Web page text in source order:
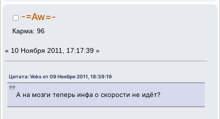
-=Aw=-
Карма: 96
« 10 Ноября 2011, 17:17:39 »
Цитата: Voks от 09 Ноября 2011, 18:39:19
А на мозги теперь инфа о скорости не идёт?